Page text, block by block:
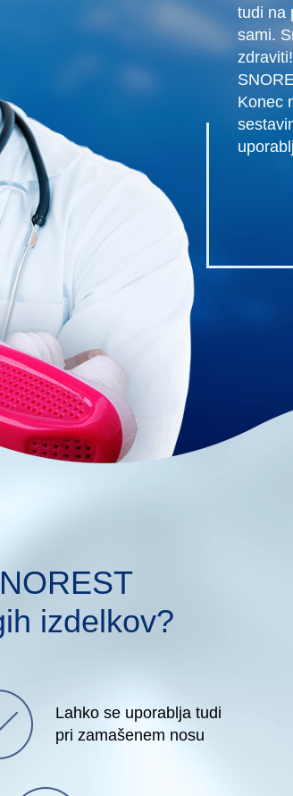
tudi na
sami.
Konec
izdelkov?
Lahko se uporablja tudi
pri zamašenem nosu